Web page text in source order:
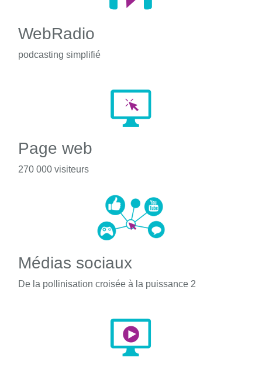
WebRadio
podcasting simplifié
Page web
270 000 visiteurs
Médias sociaux
De la pollinisation croisée à la puissance 2